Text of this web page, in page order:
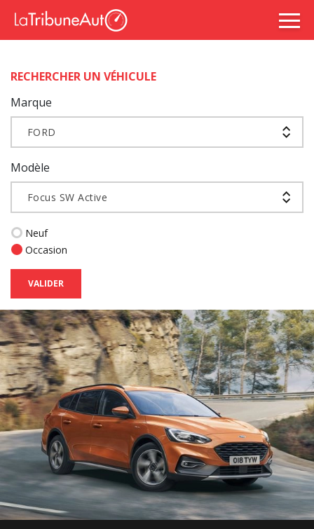
RECHERCHER UN VÉHICULE
Marque
FORD
Modèle
Focus SW Active
Neuf
Occasion
VALIDER